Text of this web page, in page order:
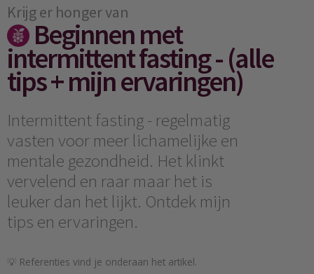
Krijg er honger van
Beginnen met
intermittent fasting - (alle
tips + mijn ervaringen)
Intermittent fasting - regelmatig
vasten voor meer lichamelijke en
mentale gezondheid. Het klinkt
vervelend en raar maar het is
leuker dan het lijkt. Ontdek mijn
tips en ervaringen.
💡 Referenties vind je onderaan het artikel.